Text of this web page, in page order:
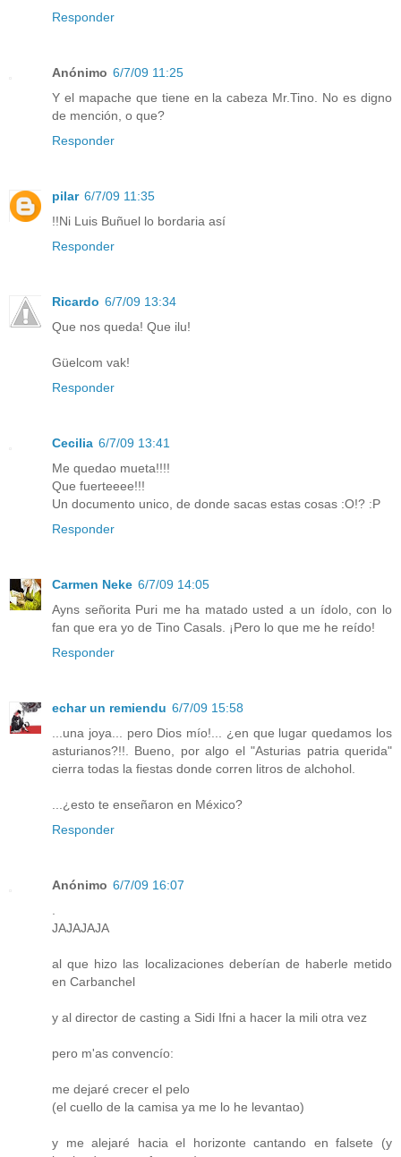
Responder
Anónimo 6/7/09 11:25
Y el mapache que tiene en la cabeza Mr.Tino. No es digno
de mención, o que?
Responder
pilar 6/7/09 11:35
!!Ni Luis Buñuel lo bordaria así
Responder
Ricardo 6/7/09 13:34
Que nos queda! Que ilu!
Güelcom vak!
Responder
Cecilia 6/7/09 13:41
Me quedao mueta!!!!
Que fuerteeee!!!
Un documento unico, de donde sacas estas cosas :O!? :P
Responder
Carmen Neke 6/7/09 14:05
Ayns señorita Puri me ha matado usted a un ídolo, con lo
fan que era yo de Tino Casals. ¡Pero lo que me he reído!
Responder
echar un remiendu 6/7/09 15:58
...una joya... pero Dios mío!... ¿en que lugar quedamos los
asturianos?!!. Bueno, por algo el "Asturias patria querida"
cierra todas la fiestas donde corren litros de alchohol.
...¿esto te enseñaron en México?
Responder
Anónimo 6/7/09 16:07
JAJAJAJA
al que hizo las localizaciones deberían de haberle metido
en Carbanchel
y al director de casting a Sidi Ifni a hacer la mili otra vez
pero m'as convencío:
me dejaré crecer el pelo
(el cuello de la camisa ya me lo he levantao)
y me alejaré hacia el horizonte cantando en falsete (y